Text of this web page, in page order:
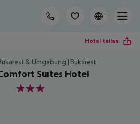
Hotel teilen
& Umgebung | Bukarest
Suites Hotel
3